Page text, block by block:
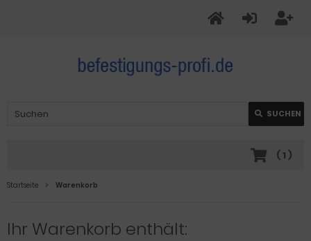
SUCHEN
( 1 )
Startseite Warenkorb
Ihr Warenkorb enthält: